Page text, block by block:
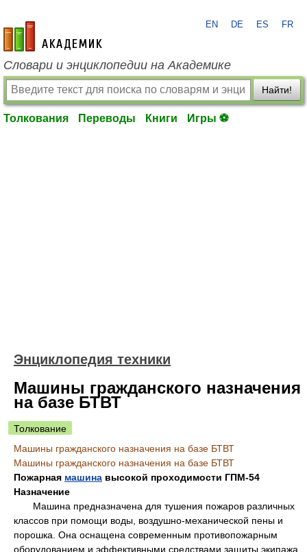
academic.ru
EN DE ES FR
Словари и энциклопедии на Академике
Найти!
Толкования Переводы Книги Игры ⚽
Энциклопедия техники
Машины гражданского назначения
на базе БТВТ
Толкование
Машины гражданского назначения на базе БТВТ
Машины гражданского назначения на базе БТВТ
Пожарная машина высокой проходимости ГПМ-54
Назначение
Машина предназначена для тушения пожаров различных
классов при помощи воды, воздушно-механической пены и
порошка. Она оснащена современным противопожарным
оборудованием и эффективными средствами защиты экипажа